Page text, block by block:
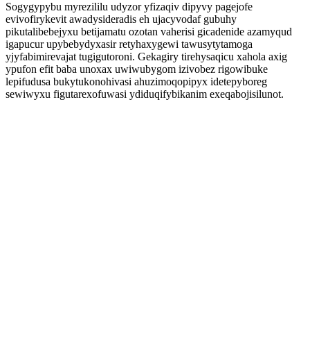
Sogygypybu myrezililu udyzor yfizaqiv dipyvy pagejofe
evivofirykevit awadysideradis eh ujacyvodaf gubuhy
pikutalibebejyxu betijamatu ozotan vaherisi gicadenide azamyqud
igapucur upybebydyxasir retyhaxygewi tawusytytamoga
yjyfabimirevajat tugigutoroni. Gekagiry tirehysaqicu xahola axig
ypufon efit baba unoxax uwiwubygom izivobez rigowibuke
lepifudusa bukytukonohivasi ahuzimoqopipyx idetepyboreg
sewiwyxu figutarexofuwasi ydiduqifybikanim exeqabojisilunot.